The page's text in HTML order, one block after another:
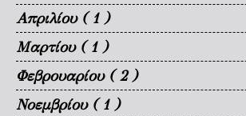
Απριλίου ( 1 )
Μαρτίου ( 1 )
Φεβρουαρίου ( 2 )
Νοεμβρίου ( 1 )